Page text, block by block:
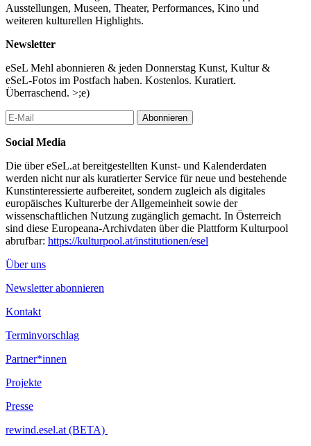
das bereits in den 1970er-Jahren den Weg in das moderne New
Black Cinema weist. Es entstehen radikale Weisen neuer
poetischer Bildsprache, die sich den Genrekonventionen sowie
dem weißen Blick gekonnt entziehen. Wo Geschichte auf Gewalt
das Fabulieren, um die glatte Oberfläche offizieller Wahrheiten
aufzubrechen. So gewinnen fehlende Bilder der Historiografie an
Stimme, das Archiv erscheint als situiert und der vermeintliche
Über ausgewählte Werke der letzten fünfzig Jahre zeigen wir
Geschichten der Freude und der Resilienz, die im
wurden und sich dieser bemächtigen. Ein Programm, durchzogen
von kultureller Selbstbehauptung, großen Gefühlen, und einer
klaren Unabwendbarkeit: Pleasure for Black women in the realm
of the visual!
(Lien May Lucas)
...Mehr lesen
Ausstellungen, Museen, Theater, Performances, Kino und
weiteren kulturellen Highlights.
Newsletter
eSeL Mehl abonnieren & jeden Donnerstag Kunst, Kultur &
eSeL-Fotos im Postfach haben. Kostenlos. Kuratiert.
Überraschend. >;e)
Abonnieren
Social Media
Die über eSeL.at bereitgestellten Kunst- und Kalenderdaten
werden nicht nur als kuratierter Service für neue und bestehende
Kunstinteressierte aufbereitet, sondern zugleich als digitales
europäisches Kulturerbe der Allgemeinheit sowie der
wissenschaftlichen Nutzung zugänglich gemacht. In Österreich
sind diese Europeana-Archivdaten über die Plattform Kulturpool
abrufbar: https://kulturpool.at/institutionen/esel
Über uns
Newsletter abonnieren
Kontakt
Terminvorschlag
Partner*innen
Projekte
Presse
rewind.esel.at (BETA)